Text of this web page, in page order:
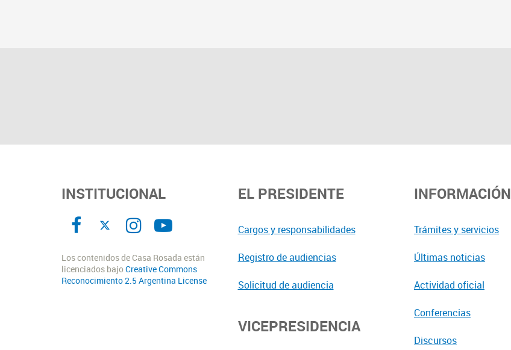
INSTITUCIONAL
Los contenidos de Casa Rosada están
licenciados bajoCreative Commons
Reconocimiento 2.5 Argentina License
EL PRESIDENTE
Cargos y responsabilidades
Registro de audiencias
Solicitud de audiencia
VICEPRESIDENCIA
INFORMACIÓN
Trámites y servicios
Últimas noticias
Actividad oficial
Conferencias
Discursos